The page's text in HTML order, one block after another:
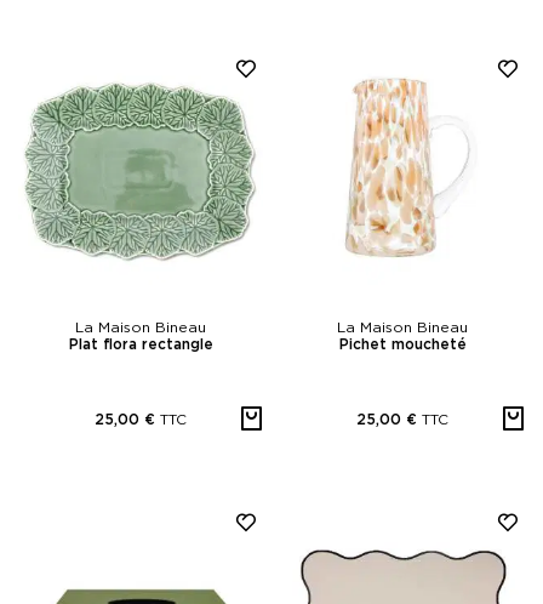
La Maison Bineau
Plat flora rectangle
25,00 € TTC
La Maison Bineau
Pichet moucheté
25,00 € TTC